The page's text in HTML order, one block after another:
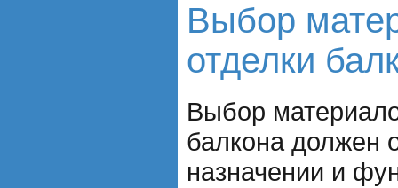
Выбор
отделки
Выбор
балкона должен
назначении и